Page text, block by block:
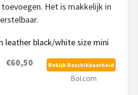
Het is makkelijk in
leather black/white size mini
€60,50
Bekijk Beschikbaarheid
Bol.com